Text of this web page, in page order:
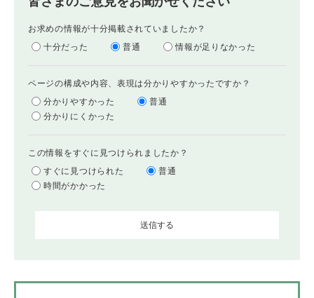
お求めの情報が十分掲載されていましたか？
十分だった
普通 情報が足りなかった
ページの構成や内容、表現は分かりやすかったですか？
分かりやすかった
普通
分かりにくかった
この情報をすぐに見つけられましたか？
すぐに見つけられた
普通
時間がかかった